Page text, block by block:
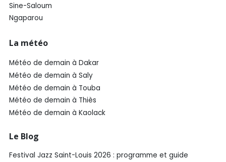
Sine-Saloum
Ngaparou
La météo
Météo de demain à Dakar
Météo de demain à Saly
Météo de demain à Touba
Météo de demain à Thiès
Météo de demain à Kaolack
Le Blog
Festival Jazz Saint-Louis 2026 : programme et guide